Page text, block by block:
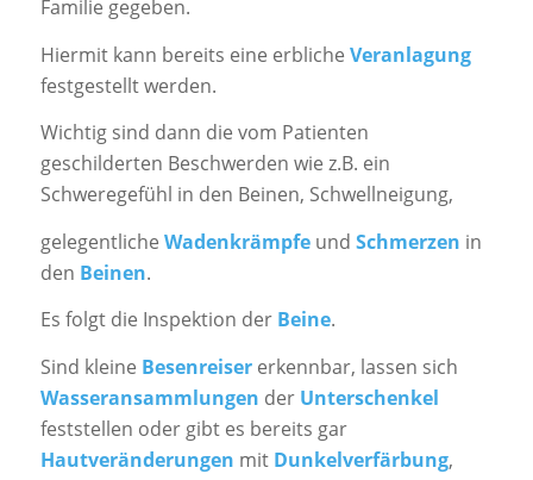
Familie gegeben.
Hiermit kann bereits eine erbliche Veranlagung
festgestellt werden.
Wichtig sind dann die vom Patienten
geschilderten Beschwerden wie z.B. ein
Schweregefühl in den Beinen, Schwellneigung,
gelegentliche Wadenkrämpfeund Schmerzen in
den Beinen.
Es folgt die Inspektion der Beine.
Sind kleine Besenreisererkennbar, lassen sich
Wasseransammlungen der Unterschenkel
feststellen oder gibt es bereits gar
Hautveränderungen mit Dunkelverfärbung,